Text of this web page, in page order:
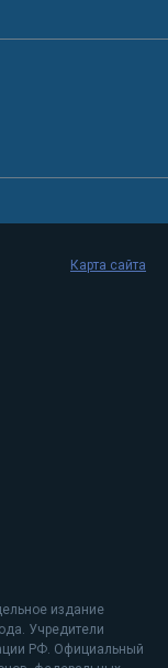
издание
Учредители
РФ. Официальный
Карта сайта